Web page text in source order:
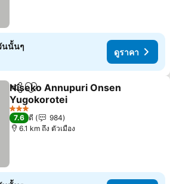
นนั้นๆ
ดูราคา
แชร์ เพิ่มในรายการโปรด
Niseko Annupuri Onsen
Yugokorotei
3 ดาว
7.6 ดี
984
6.1 km ถึง ตัวเมือง